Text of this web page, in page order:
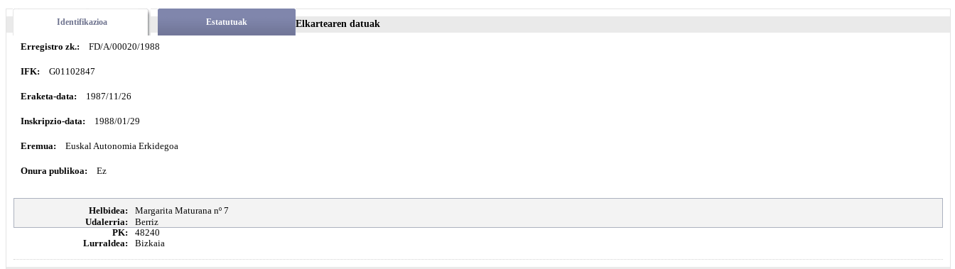
Identifikazioa Estatutuak Elkartearen datuak
Erregistro zk.: FD/A/00020/1988
IFK: G01102847
Eraketa-data: 1987/11/26
Inskripzio-data: 1988/01/29
Eremua: Euskal Autonomia Erkidegoa
Onura publikoa: Ez
Helbidea:
Margarita Maturana nº 7
Udalerria:
Berriz
PK:
48240
Lurraldea:
Bizkaia